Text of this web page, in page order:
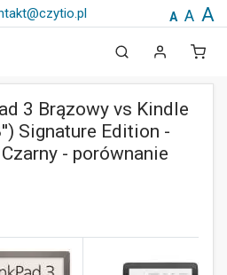
A A A
3 Brązowy vs Kindle
Signature Edition -
- porównanie